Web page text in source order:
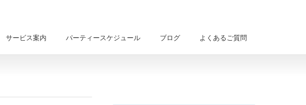
サービス案内 パーティースケジュール ブログ よくあるご質問